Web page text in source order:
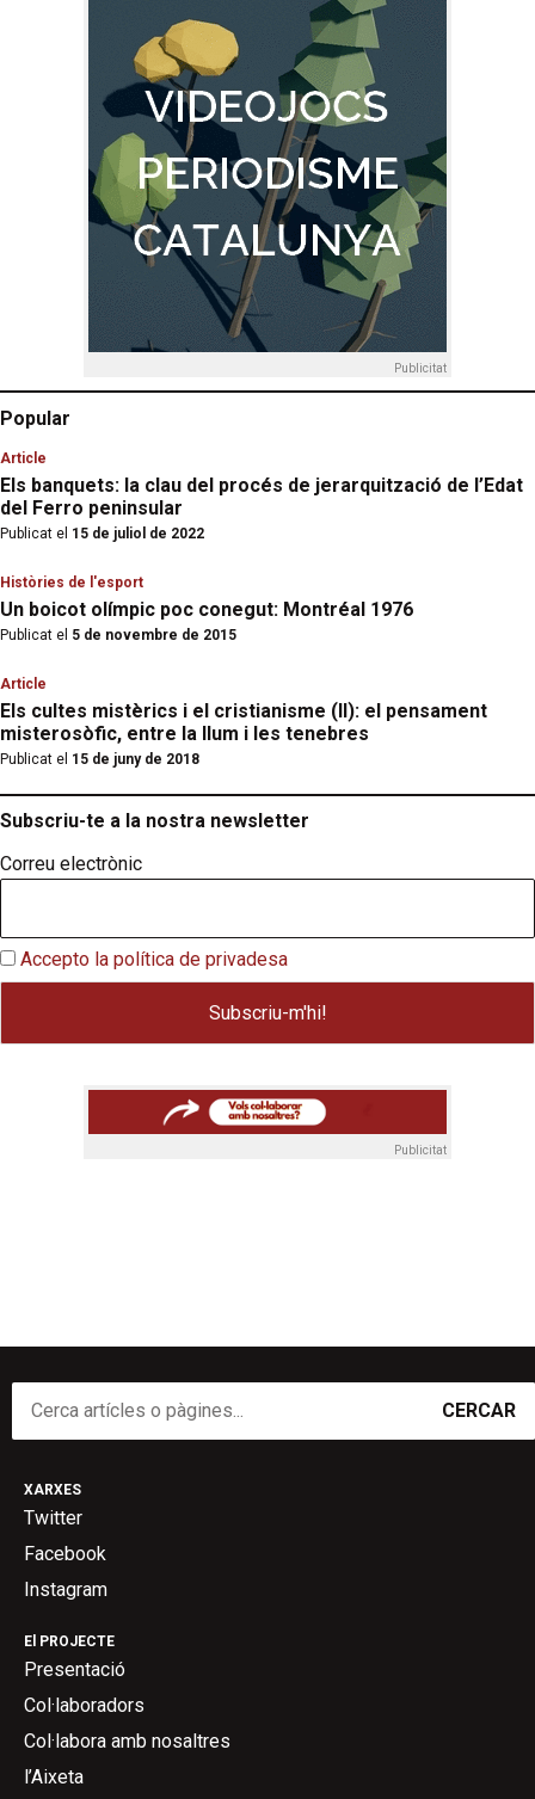
Publicitat
Popular
Article
Els banquets: la clau del procés de jerarquització de l’Edat
del Ferro peninsular
Publicat el 15 de juliol de 2022
Històries de l'esport
Un boicot olímpic poc conegut: Montréal 1976
Publicat el 5 de novembre de 2015
Article
Els cultes mistèrics i el cristianisme (II): el pensament
misterosòfic, entre la llum i les tenebres
Publicat el 15 de juny de 2018
Subscriu-te a la nostra newsletter
Correu electrònic
Accepto la política de privadesa
Publicitat
CERCAR
El PROJECTE
Presentació
Col·laboradors
Col·labora amb nosaltres
l’Aixeta
XARXES
Twitter
Facebook
Instagram